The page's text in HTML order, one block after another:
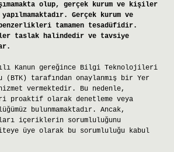
olup, gerçek kurum ve kişiler
Gerçek kurum ve
tamamen tesadüfidir.
taslak halindedir ve tavsiye
Kanun gereğince Bilgi Teknolojileri
(BTK) tarafından onaylanmış bir Yer
vermektedir. Bu nedenle,
olarak denetleme veya
bulunmamaktadır. Ancak,
içeriklerin sorumluluğunu
üye olarak bu sorumluluğu kabul